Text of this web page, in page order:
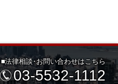
■法律相談･お問い合わせはこちら
03-5532-1112